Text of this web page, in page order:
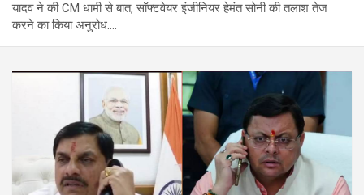
यादव ने की CM धामी से बात, सॉफ्टवेयर इंजीनियर हेमंत सोनी की तलाश तेज
करने का किया अनुरोध….